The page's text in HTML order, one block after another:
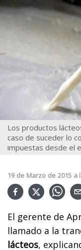
Los productos
caso de suceder lo
impuestas desde el
19 de Marzo de 2015 a
El gerente de
llamado a la
lácteos,